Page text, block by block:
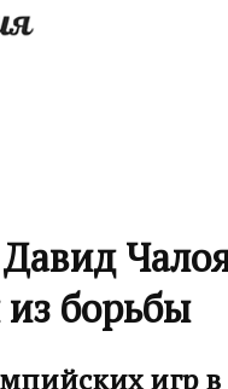
борьбы
игр в